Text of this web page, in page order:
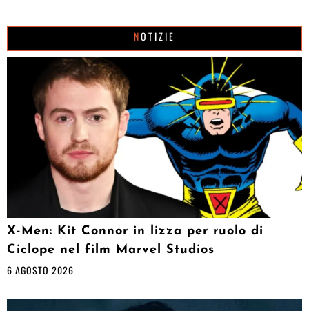
NOTIZIE
X-Men: Kit Connor in lizza per ruolo di
Ciclope nel film Marvel Studios
6 AGOSTO 2026